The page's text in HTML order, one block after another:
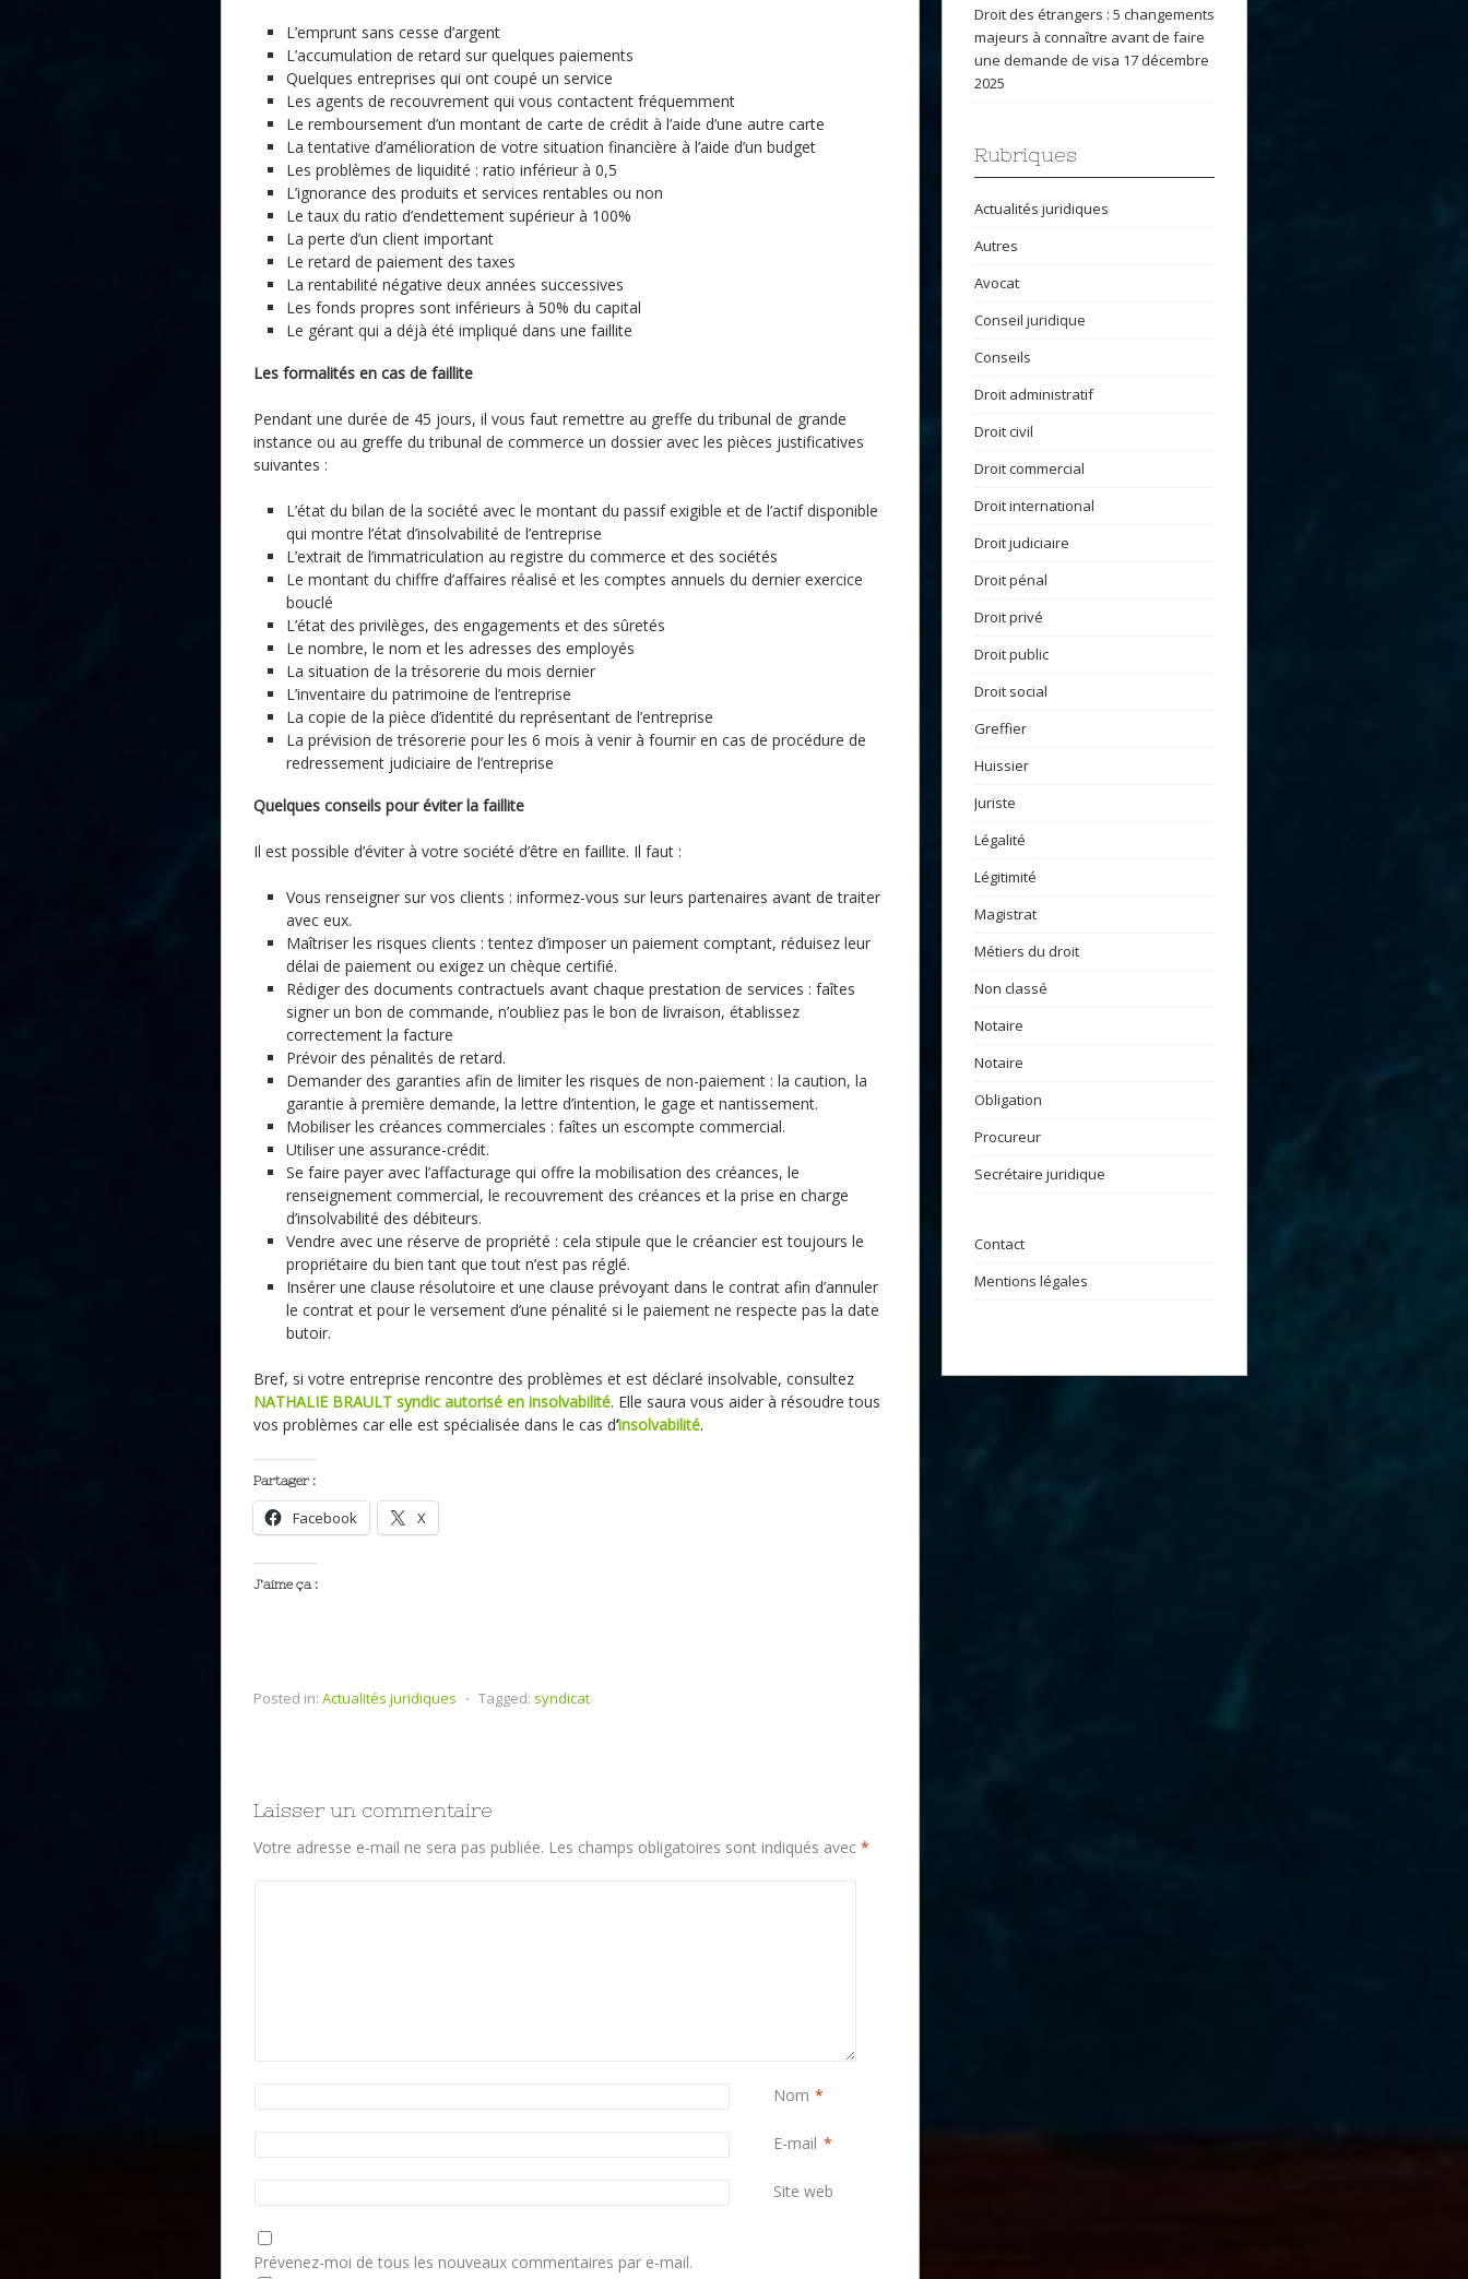
L’emprunt sans cesse d’argent
L’accumulation de retard sur quelques paiements
Quelques entreprises qui ont coupé un service
Les agents de recouvrement qui vous contactent fréquemment
Le remboursement d’un montant de carte de crédit à l’aide d’une autre carte
La tentative d’amélioration de votre situation financière à l’aide d’un budget
Les problèmes de liquidité : ratio inférieur à 0,5
L’ignorance des produits et services rentables ou non
Le taux du ratio d’endettement supérieur à 100%
La perte d’un client important
Le retard de paiement des taxes
La rentabilité négative deux années successives
Les fonds propres sont inférieurs à 50% du capital
Le gérant qui a déjà été impliqué dans une faillite
Les formalités en cas de faillite
Pendant une durée de 45 jours, il vous faut remettre au greffe du tribunal de grande
instance ou au greffe du tribunal de commerce un dossier avec les pièces justificatives
suivantes :
L’état du bilan de la société avec le montant du passif exigible et de l’actif disponible
qui montre l’état d’insolvabilité de l’entreprise
L’extrait de l’immatriculation au registre du commerce et des sociétés
Le montant du chiffre d’affaires réalisé et les comptes annuels du dernier exercice
bouclé
L’état des privilèges, des engagements et des sûretés
Le nombre, le nom et les adresses des employés
La situation de la trésorerie du mois dernier
L’inventaire du patrimoine de l’entreprise
La copie de la pièce d’identité du représentant de l’entreprise
La prévision de trésorerie pour les 6 mois à venir à fournir en cas de procédure de
redressement judiciaire de l’entreprise
Quelques conseils pour éviter la faillite
Il est possible d’éviter à votre société d’être en faillite. Il faut :
Vous renseigner sur vos clients : informez-vous sur leurs partenaires avant de traiter
avec eux.
Maîtriser les risques clients : tentez d’imposer un paiement comptant, réduisez leur
délai de paiement ou exigez un chèque certifié.
Rédiger des documents contractuels avant chaque prestation de services : faîtes
signer un bon de commande, n’oubliez pas le bon de livraison, établissez
correctement la facture
Prévoir des pénalités de retard.
Demander des garanties afin de limiter les risques de non-paiement : la caution, la
garantie à première demande, la lettre d’intention, le gage et nantissement.
Mobiliser les créances commerciales : faîtes un escompte commercial.
Utiliser une assurance-crédit.
Se faire payer avec l’affacturage qui offre la mobilisation des créances, le
renseignement commercial, le recouvrement des créances et la prise en charge
d’insolvabilité des débiteurs.
Vendre avec une réserve de propriété : cela stipule que le créancier est toujours le
propriétaire du bien tant que tout n’est pas réglé.
Insérer une clause résolutoire et une clause prévoyant dans le contrat afin d’annuler
le contrat et pour le versement d’une pénalité si le paiement ne respecte pas la date
butoir.
Bref, si votre entreprise rencontre des problèmes et est déclaré insolvable, consultez
NATHALIE BRAULT syndic autorisé en insolvabilité. Elle saura vous aider à résoudre tous
vos problèmes car elle est spécialisée dans le cas d’insolvabilité.
Partager :
Facebook X
J’aime ça :
Posted in: Actualités juridiques ⋅ Tagged: syndicat
Laisser un commentaire
Votre adresse e-mail ne sera pas publiée. Les champs obligatoires sont indiqués avec *
Nom *
E-mail *
Site web
Prévenez-moi de tous les nouveaux commentaires par e-mail.
Droit des étrangers : 5 changements
majeurs à connaître avant de faire
une demande de visa 17 décembre
2025
Rubriques
Actualités juridiques
Autres
Avocat
Conseil juridique
Conseils
Droit administratif
Droit civil
Droit commercial
Droit international
Droit judiciaire
Droit pénal
Droit privé
Droit public
Droit social
Greffier
Huissier
Juriste
Légalité
Légitimité
Magistrat
Métiers du droit
Non classé
Notaire
Notaire
Obligation
Procureur
Secrétaire juridique
Contact
Mentions légales